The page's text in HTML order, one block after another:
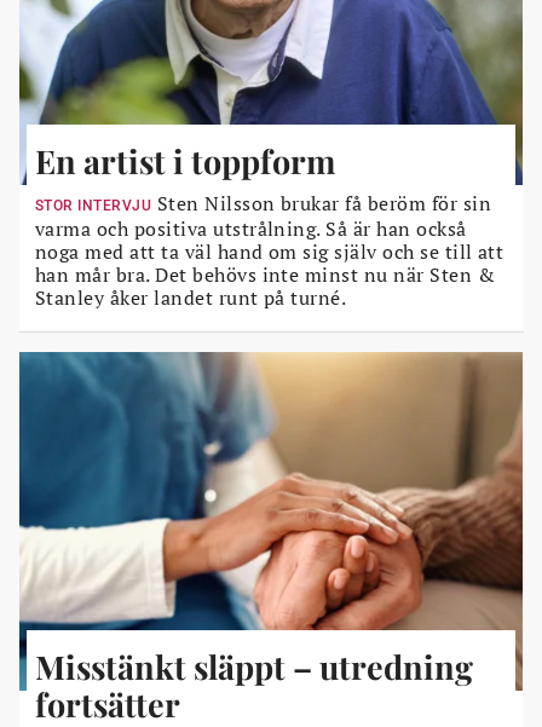
En artist i toppform
STOR INTERVJU Sten Nilsson brukar få beröm för sin
varma och positiva utstrålning. Så är han också
noga med att ta väl hand om sig själv och se till att
han mår bra. Det behövs inte minst nu när Sten &
Stanley åker landet runt på turné.
Misstänkt släppt – utredning
fortsätter